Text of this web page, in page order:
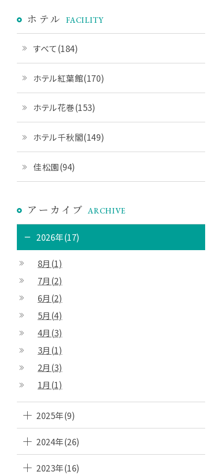
ホテル FACILITY
すべて(184)
ホテル紅葉館(170)
ホテル花巻(153)
ホテル千秋閣(149)
佳松園(94)
アーカイブ ARCHIVE
2026年(17)
8月(1)
7月(2)
6月(2)
5月(4)
4月(3)
3月(1)
2月(3)
1月(1)
2025年(9)
2024年(26)
2023年(16)